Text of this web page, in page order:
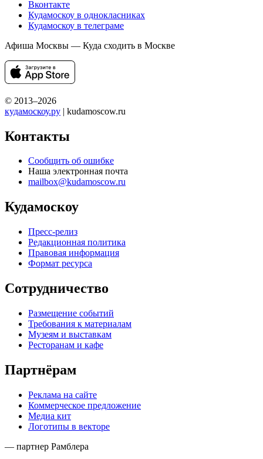
Вконтакте
Кудамоскоу в однокласниках
Кудамоскоу в телеграме
Афиша Москвы — Куда сходить в Москве
© 2013–2026
кудамоскоу.ру | kudamoscow.ru
Контакты
Сообщить об ошибке
Наша электронная почта
mailbox@kudamoscow.ru
Кудамоскоу
Пресс-релиз
Редакционная политика
Правовая информация
Формат ресурса
Сотрудничество
Размещение событий
Требования к материалам
Музеям и выставкам
Ресторанам и кафе
Партнёрам
Реклама на сайте
Коммерческое предложение
Медиа кит
Логотипы в векторе
— партнер Рамблера